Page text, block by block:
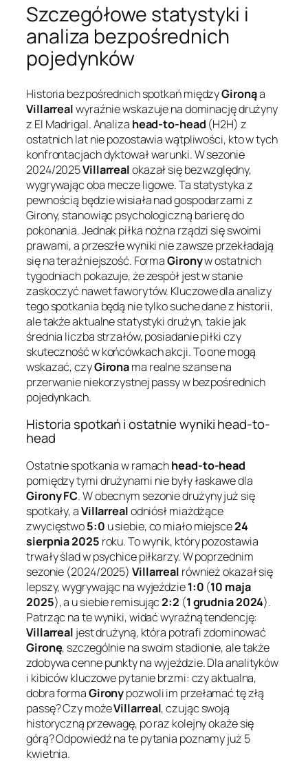
Szczegółowe statystyki i
analiza bezpośrednich
pojedynków
Historia bezpośrednich spotkań międzyGironąa
Villarrealwyraźnie wskazuje na dominację drużyny
z El Madrigal. Analiza head-to-head (H2H) z
ostatnich lat nie pozostawia wątpliwości, kto w tych
konfrontacjach dyktował warunki. W sezonie
2024/2025Villarrealokazał się bezwzględny,
wygrywając oba mecze ligowe. Ta statystyka z
pewnością będzie wisiała nad gospodarzami z
Girony, stanowiąc psychologiczną barierę do
pokonania. Jednak piłka nożna rządzi się swoimi
prawami, a przeszłe wyniki nie zawsze przekładają
się na teraźniejszość. FormaGironyw ostatnich
tygodniach pokazuje, że zespół jest w stanie
zaskoczyć nawet faworytów. Kluczowe dla analizy
tego spotkania będą nie tylko suche dane z historii,
ale także aktualne statystyki drużyn, takie jak
średnia liczba strzałów, posiadanie piłki czy
skuteczność w końcówkach akcji. To one mogą
wskazać, czyGironama realne szanse na
przerwanie niekorzystnej passy w bezpośrednich
pojedynkach.
Historia spotkań i ostatnie wyniki head-to-
head
Ostatnie spotkania w ramachhead-to-head
pomiędzy tymi drużynami nie były łaskawe dla
Girony FC. W obecnym sezonie drużyny już się
spotkały, aVillarrealodniósł miażdżące
zwycięstwo5:0 u siebie, co miało miejsce24
sierpnia 2025 roku. To wynik, który pozostawia
trwały ślad w psychice piłkarzy. W poprzednim
sezonie (2024/2025) Villarreal również okazał się
lepszy, wygrywając na wyjeździe1:0 (10 maja
2025), a u siebie remisując2:2 (1 grudnia 2024).
Patrząc na te wyniki, widać wyraźną tendencję:
Villarreal jest drużyną, która potrafi zdominować
Gironę, szczególnie na swoim stadionie, ale także
zdobywa cenne punkty na wyjeździe. Dla analityków
i kibiców kluczowe pytanie brzmi: czy aktualna,
dobra formaGironypozwoli im przełamać tę złą
passę? Czy możeVillarreal, czując swoją
historyczną przewagę, po raz kolejny okaże się
górą? Odpowiedź na te pytania poznamy już 5
kwietnia.